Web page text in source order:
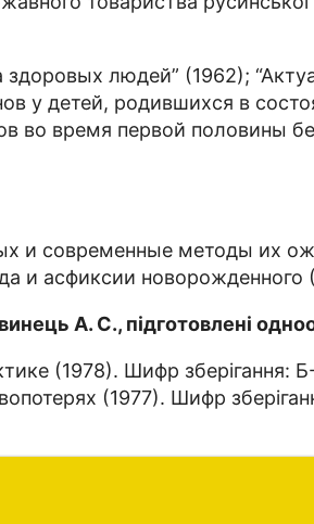
здоровых людей” (1962);
у детей, родившихся в
во время первой половины
и современные методы их
и асфиксии новорожденного
А. С., підготовлені
(1978). Шифр зберігання:
(1977). Шифр